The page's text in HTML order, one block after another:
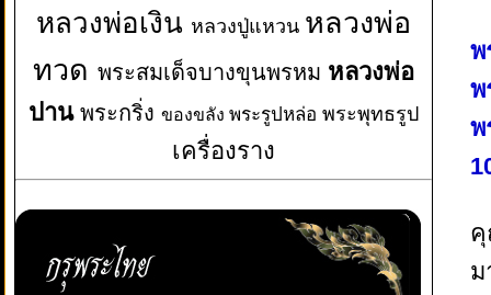
หลวงพ่อเงิน หลวงปู่แหวน หลวงพ่อ
ทวด พระสมเด็จบางขุนพรหม หลวงพ่อ
ปาน พระกริ่ง ของขลัง พระรูปหล่อ พระพุทธรูป
เครื่องราง
พ
พ
พ
คุ
ม